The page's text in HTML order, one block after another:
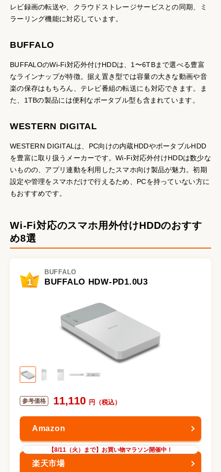
レビ録画の転送や、クラウドストレージサービスとの同期、ミ
ラーリング機能に対応しています。
BUFFALO
BUFFALOのWi-Fi対応外付けHDDは、1〜6TBまで選べる豊富
なラインナップが特徴。据え置き型では容量の大きな動画や音
楽の保存はもちろん、テレビ番組の転送にも対応できます。ま
た、1TBの製品には便利なポータブル型も含まれています。
WESTERN DIGITAL
WESTERN DIGITALは、PC向けの内蔵HDDやポータブルHDD
を豊富に取り扱うメーカーです。Wi-Fi対応外付けHDDは数少な
いものの、アプリ連動を利用したスマホ向け製品が魅力。初期
設定や管理をスマホだけで行えるため、PCを持っていない方に
もおすすめです。
Wi-Fi対応のスマホ用外付けHDDのおすす
め8選
1
BUFFALO
BUFFALO HDW-PD1.0U3
11,110
【8/11（火）まで】お買い物マラソン開催中！